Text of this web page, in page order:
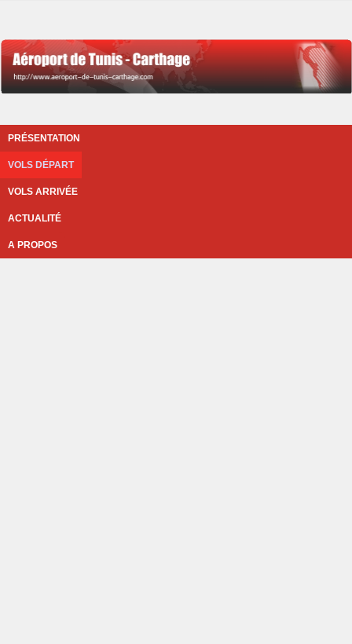
PRÉSENTATION
VOLS DÉPART
VOLS ARRIVÉE
ACTUALITÉ
A PROPOS